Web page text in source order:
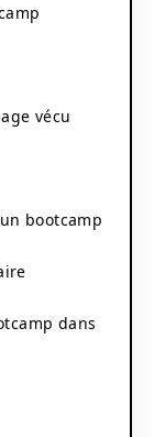
vécu
bootcamp
dans